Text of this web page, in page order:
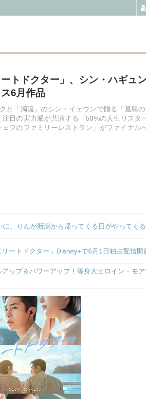
トドクター」、シン・ハギュ
6月作品
と「濁流」のシン・イェウンで贈る「孤島
目の実力派が共演する「50%の人生リスタ
フのファミリーレストラン」がファイナル
、りんが新潟から帰ってくる日がやってく
ートドクター」Disney+で6月1日独占配信
ップ＆パワーアップ！等身大ヒロイン・モ